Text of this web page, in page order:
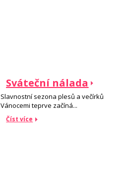
Sváteční nálada
Slavnostní sezona plesů a večírků
Vánocemi teprve začíná...
Číst více